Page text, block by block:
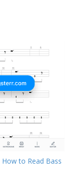
How to Read Bass